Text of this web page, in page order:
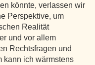
könnte, verlassen wir
Perspektive, um
Realität
und vor allem
Rechtsfragen und
kann ich wärmstens